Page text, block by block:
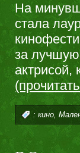
На
стала
за лучшую
актрисой,
: кино,